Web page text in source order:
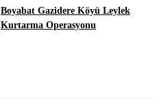
Boyabat Gazidere Köyü Leylek
Kurtarma Operasyonu